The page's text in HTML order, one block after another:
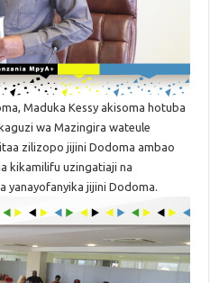
Maduka Kessy akisoma hotuba
wa Mazingira wateule
zilizopo jijini Dodoma ambao
kikamilifu uzingatiaji na
yanayofanyika jijini Dodoma.